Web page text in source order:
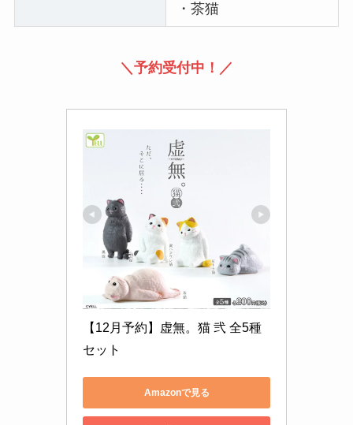
・茶猫
＼予約受付中！／
【12月予約】虚無。猫 弐 全5種
セット
Amazonで見る